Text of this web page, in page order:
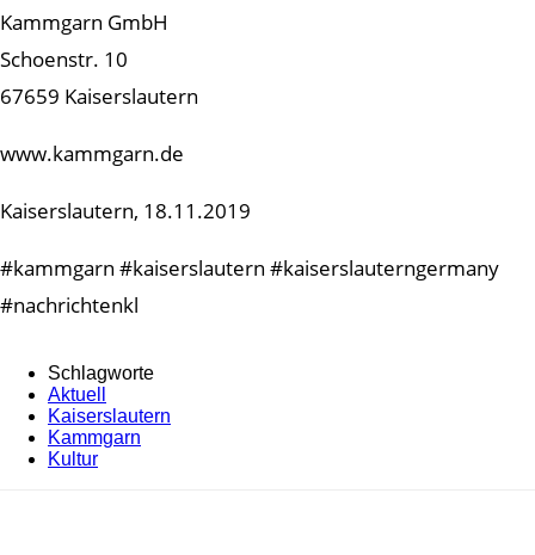
Kammgarn GmbH
Schoenstr. 10
67659 Kaiserslautern
www.kammgarn.de
Kaiserslautern, 18.11.2019
#kammgarn #kaiserslautern #kaiserslauterngermany
#nachrichtenkl
Schlagworte
Aktuell
Kaiserslautern
Kammgarn
Kultur